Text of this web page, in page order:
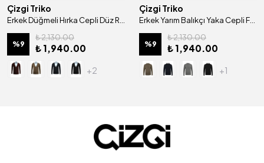
Çizgi Triko
Erkek Düğmeli Hırka Cepli Düz Renk Çelik Örgü Klasik Kalıp - 5200M
%9
₺ 2,130.00
₺ 1,940.00
+2
Çizgi Triko
Erkek Yarım Balıkçı Yaka Cepli Fermuarlı Hırka Klasik Kalıp - 5200K
%9
₺ 2,130.00
₺ 1,940.00
+1